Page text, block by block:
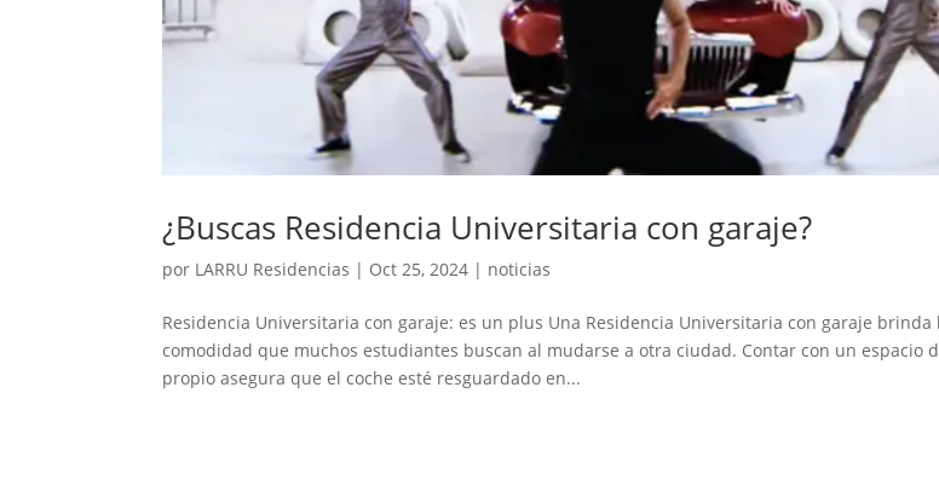
¿Buscas Residencia Universitaria con garaje?
por LARRU Residencias | Oct 25, 2024 | noticias
Residencia Universitaria con garaje: es un plus Una Residencia Universitaria con garaje
comodidad que muchos estudiantes buscan al mudarse a otra ciudad. Contar con un espacio
propio asegura que el coche esté resguardado en...